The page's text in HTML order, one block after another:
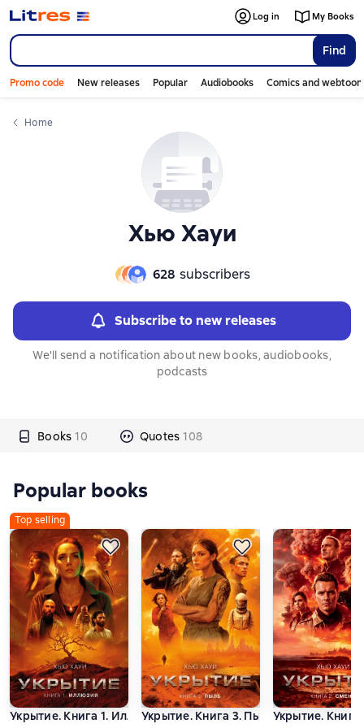
Find
Log in My Books
Promo code New releases Popular Audiobooks Comics and
Home
Хью Хауи
628 subscribers
Subscribe to new releases
We'll send a notification about new books, audiobooks,
podcasts
Books 10 Quotes 108
Слайдер с книгами
Popular books
Top selling
Укрытие. Книга 1. ИллюзияУкрытие. Книга 3. ПыльУкрытие.
Слайдер с книгами